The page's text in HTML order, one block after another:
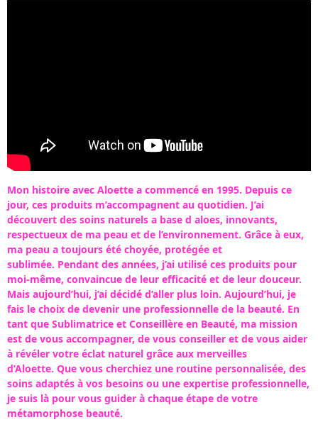
Mon histoire avec Aloette a commencé en 1995. Depuis ce
jour, ces produits m’accompagnent au quotidien. J’ai
découvert des soins naturels a base d aloes, innovants,
respectueux de ma peau et de l’environnement. Grâce à eux,
ma peau a toujours été choyée, protégée et
sublimée. Pendant des années, j’ai utilisé ces produits pour
moi-même, convaincue de leur efficacité et de leur douceur.
Mais aujourd’hui, j’ai décidé d’aller plus loin. Aujourd’hui, je
fais le choix de devenir une professionnelle de la beauté. En
tant que Sublimatrice et Conseillère en Beauté, ma mission
est de vous accompagner, de vous conseiller et de vous aider
à révéler votre éclat naturel grâce aux merveilles
d’Aloette. Que vous cherchiez une routine personnalisée, des
soins adaptés à vos besoins ou une expertise professionnelle,
je suis là pour vous guider à chaque étape de votre
métamorphose beauté.